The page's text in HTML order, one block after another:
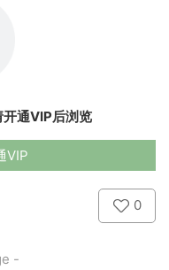
通VIP后浏览
VIP
0
-